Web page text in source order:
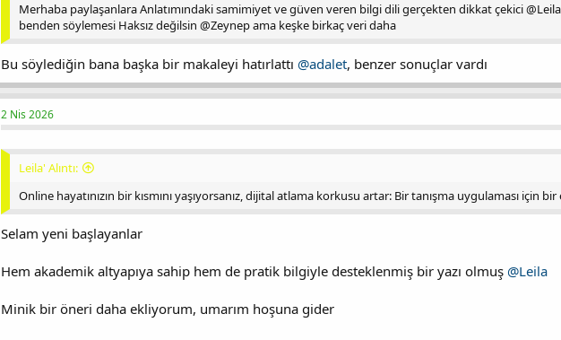
Merhaba paylaşanlara Anlatımındaki samimiyet ve güven veren bilgi dili gerçekten dikkat çekici
benden söylemesi Haksız değilsin @Zeynep ama keşke birkaç veri daha
Bu söylediğin bana başka bir makaleyi hatırlattı @adalet, benzer sonuçlar vardı
2 Nis 2026
Leila' Alıntı:
Online hayatınızın bir kısmını yaşıyorsanız, dijital atlama korkusu artar: Bir tanışma uygulaması için
Selam yeni başlayanlar
Hem akademik altyapıya sahip hem de pratik bilgiyle desteklenmiş bir yazı olmuş @Leila
Minik bir öneri daha ekliyorum, umarım hoşuna gider